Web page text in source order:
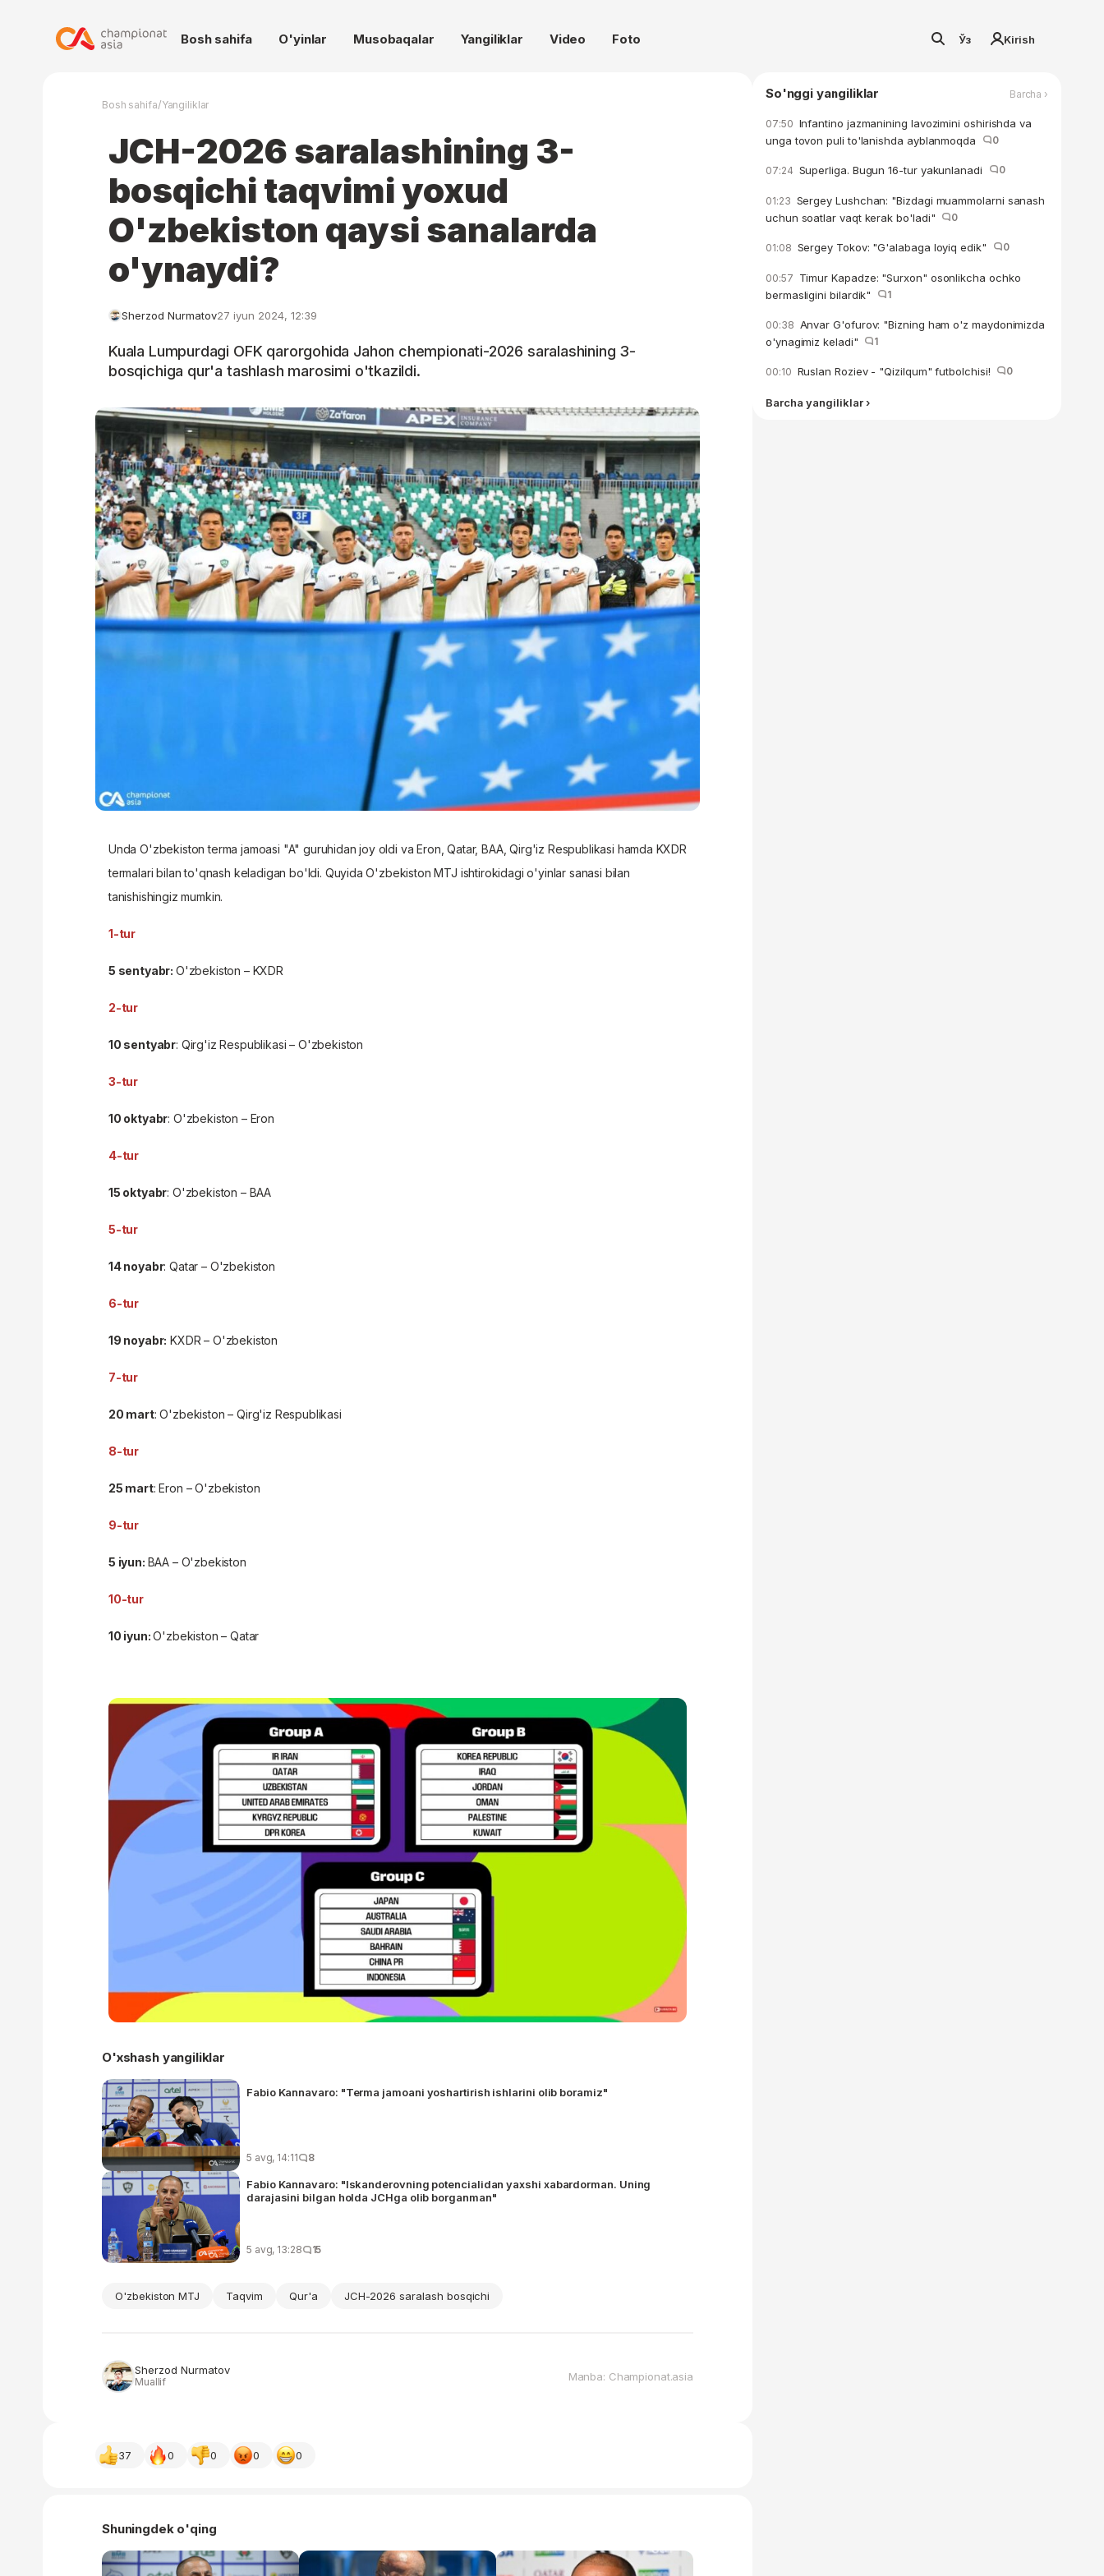
Bosh sahifa O'yinlar Musobaqalar Yangiliklar Video Foto Ўз Kirish
Bosh sahifa/Yangiliklar
JCH-2026 saralashining 3-
bosqichi taqvimi yoxud
O'zbekiston qaysi sanalarda
o'ynaydi?
Sherzod Nurmatov27 iyun 2024, 12:39
Kuala Lumpurdagi OFK qarorgohida Jahon chempionati-2026 saralashining 3-
bosqichiga qur'a tashlash marosimi o'tkazildi.
Unda O'zbekiston terma jamoasi "A" guruhidan joy oldi va Eron, Qatar, BAA, Qirg'iz Respublikasi hamda KXDR
termalari bilan to'qnash keladigan bo'ldi. Quyida O'zbekiston MTJ ishtirokidagi o'yinlar sanasi bilan
tanishishingiz mumkin.
1-tur
5 sentyabr: O'zbekiston – KXDR
2-tur
10 sentyabr: Qirg'iz Respublikasi – O'zbekiston
3-tur
10 oktyabr: O'zbekiston – Eron
4-tur
15 oktyabr: O'zbekiston – BAA
5-tur
14 noyabr: Qatar – O'zbekiston
6-tur
19 noyabr: KXDR – O'zbekiston
7-tur
20 mart: O'zbekiston – Qirg'iz Respublikasi
8-tur
25 mart: Eron – O'zbekiston
9-tur
5 iyun: BAA – O'zbekiston
10-tur
10 iyun:O'zbekiston – Qatar
O'xshash yangiliklar
Fabio Kannavaro: "Terma jamoani yoshartirish ishlarini olib boramiz"
5 avg, 14:11 8
Fabio Kannavaro: "Iskanderovning potencialidan yaxshi xabardorman. Uning
darajasini bilgan holda JCHga olib borganman"
5 avg, 13:28 15
O'zbekiston MTJ Taqvim Qur'a JCH-2026 saralash bosqichi
Sherzod Nurmatov
Muallif Manba: Championat.asia
37 0 0 0 0
Shuningdek o'qing
So'nggi yangiliklar Barcha ›
07:50 Infantino jazmanining lavozimini oshirishda va
unga tovon puli to'lanishda ayblanmoqda
0
07:24 Superliga. Bugun 16-tur yakunlanadi 0
01:23 Sergey Lushchan: "Bizdagi muammolarni sanash
uchun soatlar vaqt kerak bo'ladi"
0
01:08 Sergey Tokov: "G'alabaga loyiq edik" 0
00:57 Timur Kapadze: "Surxon" osonlikcha ochko
bermasligini bilardik"
1
00:38 Anvar G'ofurov: "Bizning ham o'z maydonimizda
o'ynagimiz keladi"
1
00:10 Ruslan Roziev - "Qizilqum" futbolchisi! 0
Barcha yangiliklar ›